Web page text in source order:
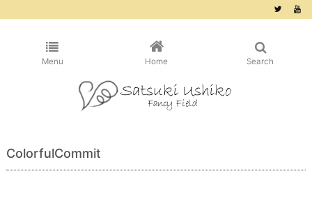
Menu Home Search
ColorfulCommit